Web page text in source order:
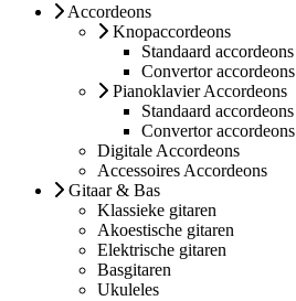
Accordeons
Knopaccordeons
Standaard accordeons
Convertor accordeons
Pianoklavier Accordeons
Standaard accordeons
Convertor accordeons
Digitale Accordeons
Accessoires Accordeons
Gitaar & Bas
Klassieke gitaren
Akoestische gitaren
Elektrische gitaren
Basgitaren
Ukuleles